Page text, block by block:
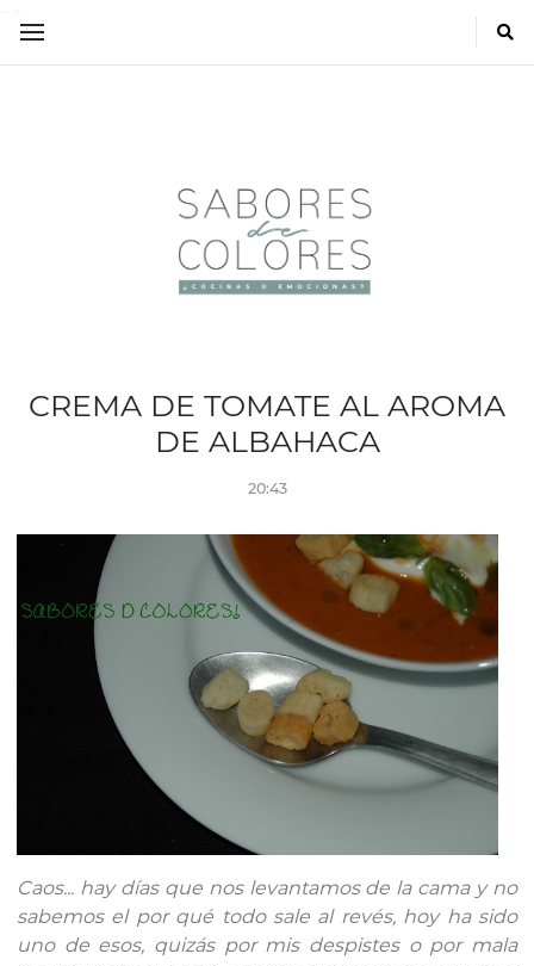
CREMA DE TOMATE AL AROMA
DE ALBAHACA
20:43
Caos... hay días que nos levantamos de la cama y no
sabemos el por qué todo sale al revés, hoy ha sido
uno de esos, quizás por mis despistes o por mala